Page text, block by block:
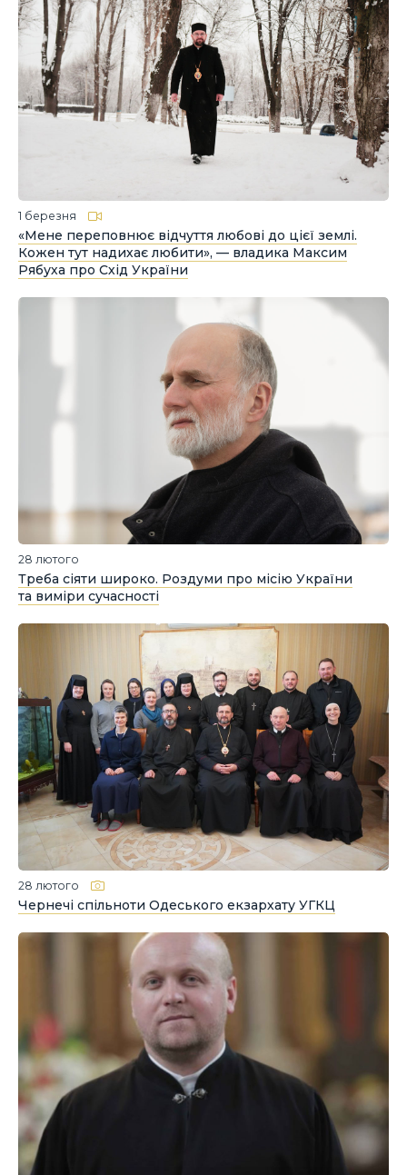
1 березня
«Мене переповнює відчуття любові до цієї землі.
Кожен тут надихає любити», — владика Максим
Рябуха про Схід України
28 лютого
Треба сіяти широко. Роздуми про місію України
та виміри сучасності
28 лютого
Чернечі спільноти Одеського екзархату УГКЦ